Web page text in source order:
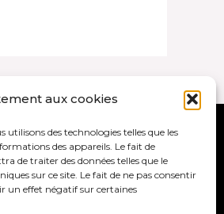
aux cookies
utilisons des technologies telles que les
des appareils. Le fait de
de traiter des données telles que le
sur ce site. Le fait de ne pas consentir
un effet négatif sur certaines